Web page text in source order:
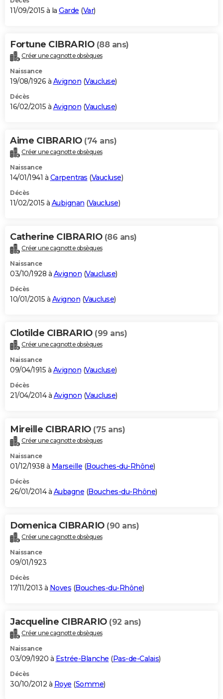
11/09/2015 à la Garde (Var)
Fortune CIBRARIO (88 ans)
Créer une cagnotte obsèques
Naissance
19/08/1926 à Avignon (Vaucluse)
Décès
16/02/2015 à Avignon (Vaucluse)
Aime CIBRARIO (74 ans)
Créer une cagnotte obsèques
Naissance
14/01/1941 à Carpentras (Vaucluse)
Décès
11/02/2015 à Aubignan (Vaucluse)
Catherine CIBRARIO (86 ans)
Créer une cagnotte obsèques
Naissance
03/10/1928 à Avignon (Vaucluse)
Décès
10/01/2015 à Avignon (Vaucluse)
Clotilde CIBRARIO (99 ans)
Créer une cagnotte obsèques
Naissance
09/04/1915 à Avignon (Vaucluse)
Décès
21/04/2014 à Avignon (Vaucluse)
Mireille CIBRARIO (75 ans)
Créer une cagnotte obsèques
Naissance
01/12/1938 à Marseille (Bouches-du-Rhône)
Décès
26/01/2014 à Aubagne (Bouches-du-Rhône)
Domenica CIBRARIO (90 ans)
Créer une cagnotte obsèques
Naissance
09/01/1923
Décès
17/11/2013 à Noves (Bouches-du-Rhône)
Jacqueline CIBRARIO (92 ans)
Créer une cagnotte obsèques
Naissance
03/09/1920 à Estrée-Blanche (Pas-de-Calais)
Décès
30/10/2012 à Roye (Somme)